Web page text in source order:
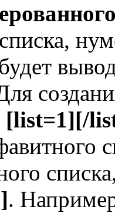
[list=1][/
.